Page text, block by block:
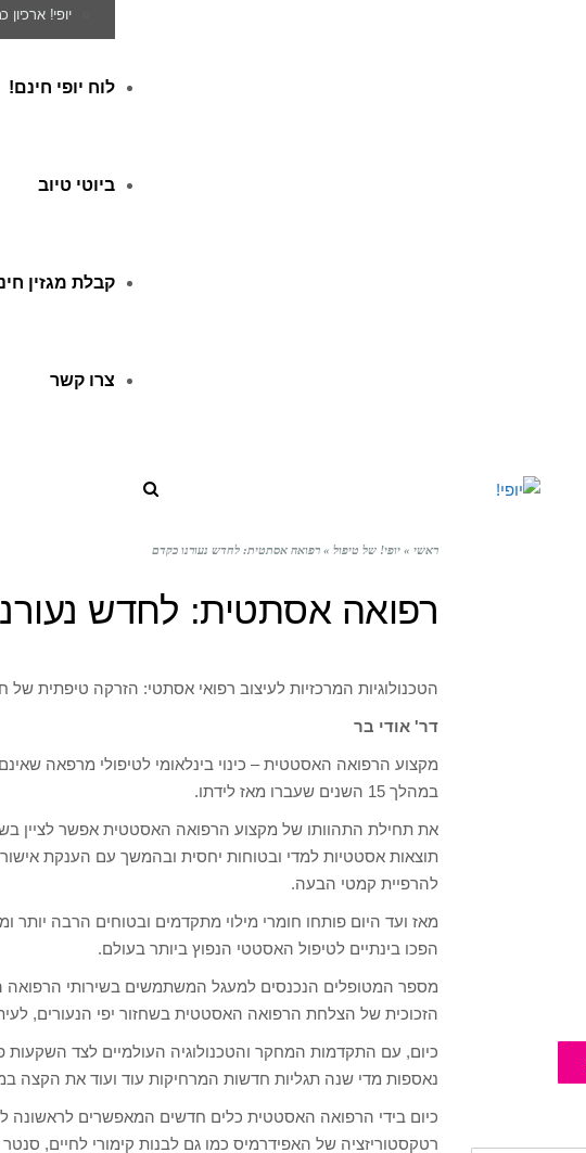
יופי! ארכיון
לוח יופי חינם!
ביוטי טיוב
קבלת מגזין
צרו קשר
ראשי » יופי! של טיפול » רפואה אסתטית: לחדש נעורנו כקדם
רפואה אסתטית: לחדש
הטכנולוגיות המרכזיות לעיצוב רפואי אסתטי: הזרקה טיפתית של
דר' אודי בר
מקצוע הרפואה האסטטית – כינוי בינלאומי לטיפולי מרפאה
במהלך 15 השנים שעברו מאז לידתו.
להרפיית קמטי הבעה.
מאז ועד היום פותחו חומרי מילוי מתקדמים ובטוחים הרבה יותר
הפכו בינתיים לטיפול האסטטי הנפוץ ביותר בעולם.
מספר המטופלים הנכנסים למעגל המשתמשים בשירותי הרפואה
הזכוכית של הצלחת הרפואה האסטטית בשחזור יפי הנעורים,
כיום, עם התקדמות המחקר והטכנולוגיה העולמיים לצד השקעות
נאספות מדי שנה תגליות חדשות המרחיקות עוד ועוד את הקצה
כיום בידי הרפואה האסטטית כלים חדשים המאפשרים
רטקסטוריזציה של האפידרמיס כמו גם לבנות קימורי לחיים,